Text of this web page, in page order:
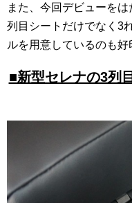
また、今回デビューを
列目シートだけでなく3
ルを用意しているのも好
■新型セレナの3列